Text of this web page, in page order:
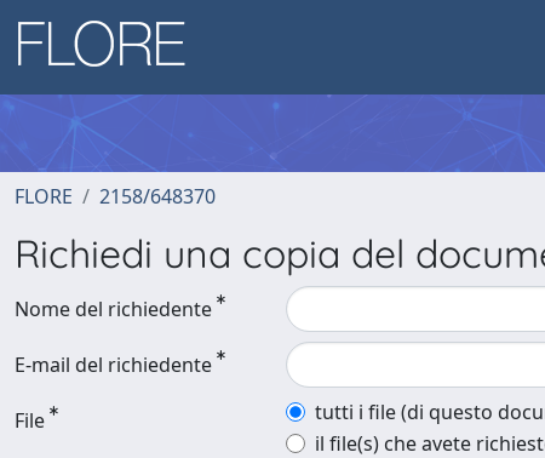
FLORE 2158/648370
Richiedi una copia del
Nome del richiedente
E-mail del richiedente
File
tutti i file (di questo
il file(s) che avete